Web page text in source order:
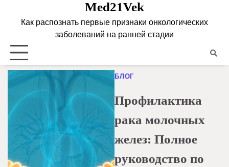
Med21Vek
Как распознать первые признаки онкологических
заболеваний на ранней стадии
БЛОГ
Профилактика
рака молочных
желез: Полное
руководство по